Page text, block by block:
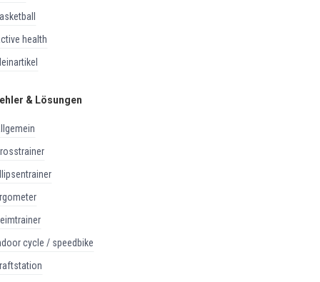
basketball
active health
kleinartikel
& Lösungen
allgemein
crosstrainer
ellipsentrainer
ergometer
heimtrainer
cycle / speedbike
kraftstation